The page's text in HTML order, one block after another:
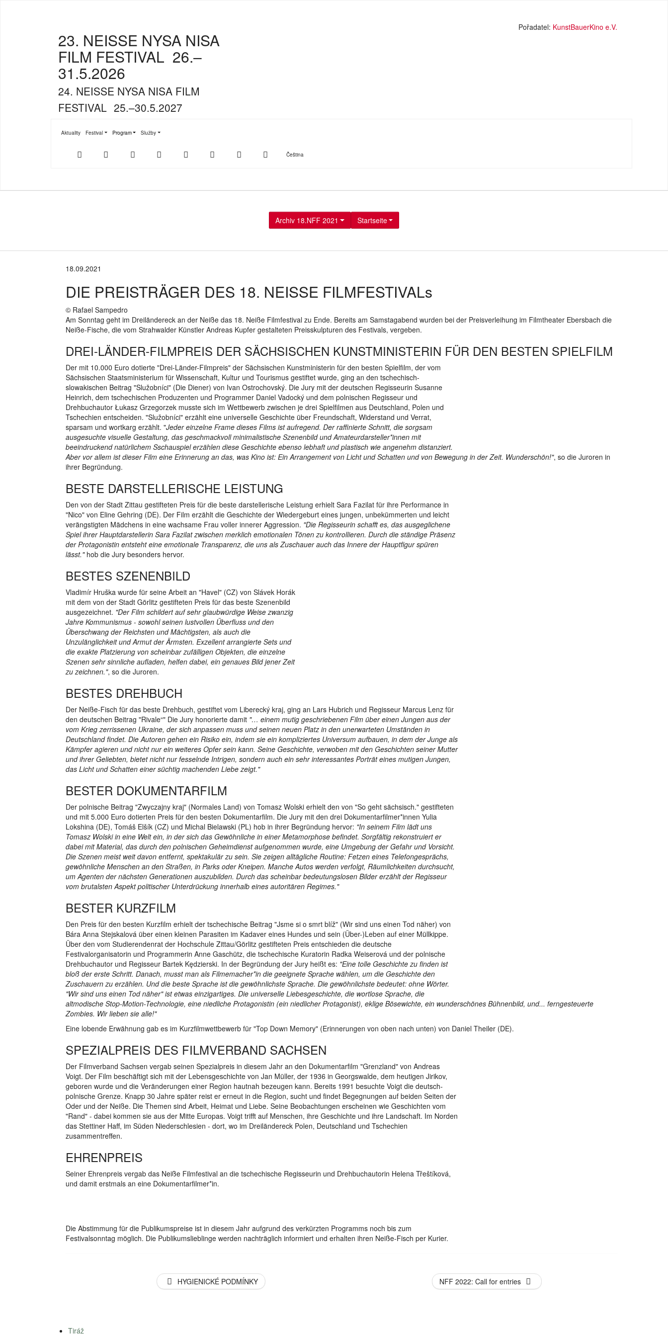
23. NEISSE NYSA NISA
FILM FESTIVAL 26.–
31.5.2026
24. NEISSE NYSA NISA FILM
FESTIVAL 25.–30.5.2027
Pořadatel: KunstBauerKino e.V.
Aktuality Festival
Submenu for "Festival"
Program
Submenu for "Program"
Služby
Submenu for "Služby"
Store
Play
Youtube Facebook Twitter Instagram SucheČeština
Archiv 18.NFF 2021 Startseite
18.09.2021
DIE PREISTRÄGER DES 18. NEISSE FILMFESTIVALs
© Rafael Sampedro
Am Sonntag geht im Dreiländereck an der Neiße das 18. Neiße Filmfestival zu Ende. Bereits am Samstagabend wurden bei der Preisverleihung im Filmtheater Ebersbach die
Neiße-Fische, die vom Strahwalder Künstler Andreas Kupfer gestalteten Preisskulpturen des Festivals, vergeben.
DREI-LÄNDER-FILMPREIS DER SÄCHSISCHEN KUNSTMINISTERIN FÜR DEN BESTEN SPIELFILM
Der mit 10.000 Euro dotierte "Drei-Länder-Filmpreis" der Sächsischen Kunstministerin für den besten Spielfilm, der vom
Sächsischen Staatsministerium für Wissenschaft, Kultur und Tourismus gestiftet wurde, ging an den tschechisch-
slowakischen Beitrag "Služobníci" (Die Diener) von Ivan Ostrochovský. Die Jury mit der deutschen Regisseurin Susanne
Heinrich, dem tschechischen Produzenten und Programmer Daniel Vadocký und dem polnischen Regisseur und
Drehbuchautor Łukasz Grzegorzek musste sich im Wettbewerb zwischen je drei Spielfilmen aus Deutschland, Polen und
Tschechien entscheiden. "Služobníci" erzählt eine universelle Geschichte über Freundschaft, Widerstand und Verrat,
sparsam und wortkarg erzählt. "Jeder einzelne Frame dieses Films ist aufregend. Der raffinierte Schnitt, die sorgsam
ausgesuchte visuelle Gestaltung, das geschmackvoll minimalistische Szenenbild und Amateurdarsteller*innen mit
beeindruckend natürlichem Sschauspiel erzählen diese Geschichte ebenso lebhaft und plastisch wie angenehm distanziert.
Aber vor allem ist dieser Film eine Erinnerung an das, was Kino ist: Ein Arrangement von Licht und Schatten und von Bewegung in der Zeit. Wunderschön!", so die Juroren in
ihrer Begründung.
BESTE DARSTELLERISCHE LEISTUNG
Den von der Stadt Zittau gestifteten Preis für die beste darstellerische Leistung erhielt Sara Fazilat für ihre Performance in
"Nico" von Eline Gehring (DE). Der Film erzählt die Geschichte der Wiedergeburt eines jungen, unbekümmerten und leicht
verängstigten Mädchens in eine wachsame Frau voller innerer Aggression. "Die Regisseurin schafft es, das ausgeglichene
Spiel ihrer Hauptdarstellerin Sara Fazilat zwischen merklich emotionalen Tönen zu kontrollieren. Durch die ständige Präsenz
der Protagonistin entsteht eine emotionale Transparenz, die uns als Zuschauer auch das Innere der Hauptfigur spüren
lässt."hob die Jury besonders hervor.
BESTES SZENENBILD
Vladimír Hruška wurde für seine Arbeit an "Havel" (CZ) von Slávek Horák
mit dem von der Stadt Görlitz gestifteten Preis für das beste Szenenbild
ausgezeichnet. "Der Film schildert auf sehr glaubwürdige Weise zwanzig
Jahre Kommunismus - sowohl seinen lustvollen Überfluss und den
Überschwang der Reichsten und Mächtigsten, als auch die
Unzulänglichkeit und Armut der Ärmsten. Exzellent arrangierte Sets und
die exakte Platzierung von scheinbar zufälligen Objekten, die einzelne
Szenen sehr sinnliche aufladen, helfen dabei, ein genaues Bild jener Zeit
zu zeichnen.", so die Juroren.
BESTES DREHBUCH
Der Neiße-Fisch für das beste Drehbuch, gestiftet vom Liberecký kraj, ging an Lars Hubrich und Regisseur Marcus Lenz für
den deutschen Beitrag "Rivale“" Die Jury honorierte damit "… einem mutig geschriebenen Film über einen Jungen aus der
vom Krieg zerrissenen Ukraine, der sich anpassen muss und seinen neuen Platz in den unerwarteten Umständen in
Deutschland findet. Die Autoren gehen ein Risiko ein, indem sie ein kompliziertes Universum aufbauen, in dem der Junge als
Kämpfer agieren und nicht nur ein weiteres Opfer sein kann. Seine Geschichte, verwoben mit den Geschichten seiner Mutter
und ihrer Geliebten, bietet nicht nur fesselnde Intrigen, sondern auch ein sehr interessantes Porträt eines mutigen Jungen,
das Licht und Schatten einer süchtig machenden Liebe zeigt."
BESTER DOKUMENTARFILM
Der polnische Beitrag "Zwyczajny kraj" (Normales Land) von Tomasz Wolski erhielt den von "So geht sächsisch." gestifteten
und mit 5.000 Euro dotierten Preis für den besten Dokumentarfilm. Die Jury mit den drei Dokumentarfilmer*innen Yulia
Lokshina (DE), Tomáš Elšík (CZ) und Michal Bielawski (PL) hob in ihrer Begründung hervor: "In seinem Film lädt uns
Tomasz Wolski in eine Welt ein, in der sich das Gewöhnliche in einer Metamorphose befindet. Sorgfältig rekonstruiert er
dabei mit Material, das durch den polnischen Geheimdienst aufgenommen wurde, eine Umgebung der Gefahr und Vorsicht.
Die Szenen meist weit davon entfernt, spektakulär zu sein. Sie zeigen alltägliche Routine: Fetzen eines Telefongesprächs,
gewöhnliche Menschen an den Straßen, in Parks oder Kneipen. Manche Autos werden verfolgt, Räumlichkeiten durchsucht,
um Agenten der nächsten Generationen auszubilden. Durch das scheinbar bedeutungslosen Bilder erzählt der Regisseur
vom brutalsten Aspekt politischer Unterdrückung innerhalb eines autoritären Regimes."
BESTER KURZFILM
Den Preis für den besten Kurzfilm erhielt der tschechische Beitrag "Jsme si o smrt blíž" (Wir sind uns einen Tod näher) von
Bára Anna Stejskalová über einen kleinen Parasiten im Kadaver eines Hundes und sein (Über-)Leben auf einer Müllkippe.
Über den vom Studierendenrat der Hochschule Zittau/Görlitz gestifteten Preis entschieden die deutsche
Festivalorganisatorin und Programmerin Anne Gaschütz, die tschechische Kuratorin Radka Weiserová und der polnische
Drehbuchautor und Regisseur Bartek Kędzierski. In der Begründung der Jury heißt es: "Eine tolle Geschichte zu finden ist
bloß der erste Schritt. Danach, musst man als Filmemacher*in die geeignete Sprache wählen, um die Geschichte den
Zuschauern zu erzählen. Und die beste Sprache ist die gewöhnlichste Sprache. Die gewöhnlichste bedeutet: ohne Wörter.
"Wir sind uns einen Tod näher" ist etwas einzigartiges. Die universelle Liebesgeschichte, die wortlose Sprache, die
altmodische Stop-Motion-Technologie, eine niedliche Protagonistin (ein niedlicher Protagonist), eklige Bösewichte, ein wunderschönes Bühnenbild, und... ferngesteuerte
Zombies. Wir lieben sie alle!"
Eine lobende Erwähnung gab es im Kurzfilmwettbewerb für "Top Down Memory" (Erinnerungen von oben nach unten) von Daniel Theiler (DE).
SPEZIALPREIS DES FILMVERBAND SACHSEN
Der Filmverband Sachsen vergab seinen Spezialpreis in diesem Jahr an den Dokumentarfilm "Grenzland" von Andreas
Voigt. Der Film beschäftigt sich mit der Lebensgeschichte von Jan Müller, der 1936 in Georgswalde, dem heutigen Jirikov,
geboren wurde und die Veränderungen einer Region hautnah bezeugen kann. Bereits 1991 besuchte Voigt die deutsch-
polnische Grenze. Knapp 30 Jahre später reist er erneut in die Region, sucht und findet Begegnungen auf beiden Seiten der
Oder und der Neiße. Die Themen sind Arbeit, Heimat und Liebe. Seine Beobachtungen erscheinen wie Geschichten vom
"Rand" - dabei kommen sie aus der Mitte Europas. Voigt trifft auf Menschen, ihre Geschichte und ihre Landschaft. Im Norden
das Stettiner Haff, im Süden Niederschlesien - dort, wo im Dreiländereck Polen, Deutschland und Tschechien
zusammentreffen.
EHRENPREIS
Seiner Ehrenpreis vergab das Neiße Filmfestival an die tschechische Regisseurin und Drehbuchautorin Helena Třeštíková,
und damit erstmals an eine Dokumentarfilmer*in.
Die Abstimmung für die Publikumspreise ist in diesem Jahr aufgrund des verkürzten Programms noch bis zum
Festivalsonntag möglich. Die Publikumslieblinge werden nachträglich informiert und erhalten ihren Neiße-Fisch per Kurier.
HYGIENICKÉ PODMÍNKY NFF 2022: Call for entries
Tiráž